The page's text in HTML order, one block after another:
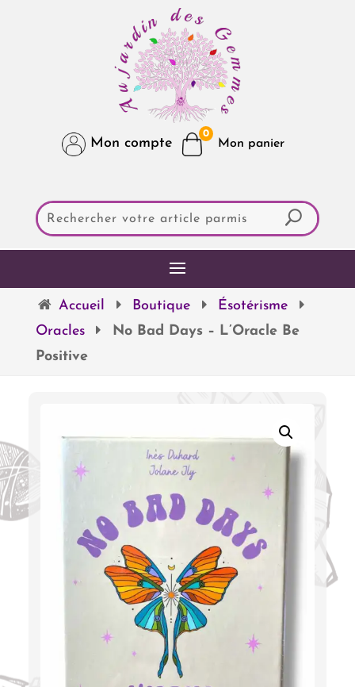
Mon compte
0
Accueil Boutique
Ésotérisme
Oracles
No Bad Days – L’Oracle Be
Positive